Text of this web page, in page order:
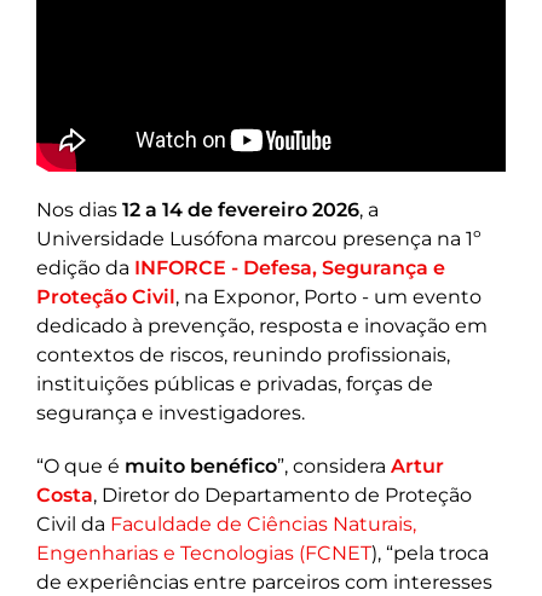
Nos dias 12 a 14 de fevereiro 2026, a
Universidade Lusófona marcou presença na 1º
edição da INFORCE - Defesa, Segurança e
Proteção Civil, na Exponor, Porto - um evento
dedicado à prevenção, resposta e inovação em
contextos de riscos, reunindo profissionais,
instituições públicas e privadas, forças de
segurança e investigadores.
“O que é muito benéfico”, considera Artur
Costa, Diretor do Departamento de Proteção
Civil da Faculdade de Ciências Naturais,
Engenharias e Tecnologias (FCNET), “pela troca
de experiências entre parceiros com interesses